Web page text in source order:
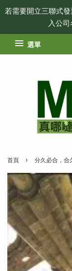
若需要開立三聯式
入公
選單
首頁 › 分久必合，合